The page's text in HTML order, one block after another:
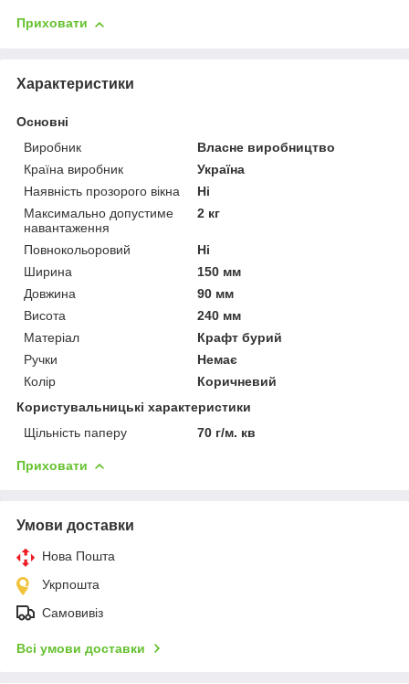
Приховати
Характеристики
Основні
Виробник
Власне виробництво
Країна виробник
Україна
Наявність прозорого вікна
Ні
Максимально допустиме
навантаження
2 кг
Повнокольоровий
Ні
Ширина
150 мм
Довжина
90 мм
Висота
240 мм
Матеріал
Крафт бурий
Ручки
Немає
Колір
Коричневий
Користувальницькі характеристики
Щільність паперу
70 г/м. кв
Приховати
Умови доставки
Нова Пошта
Укрпошта
Самовивіз
Всі умови доставки